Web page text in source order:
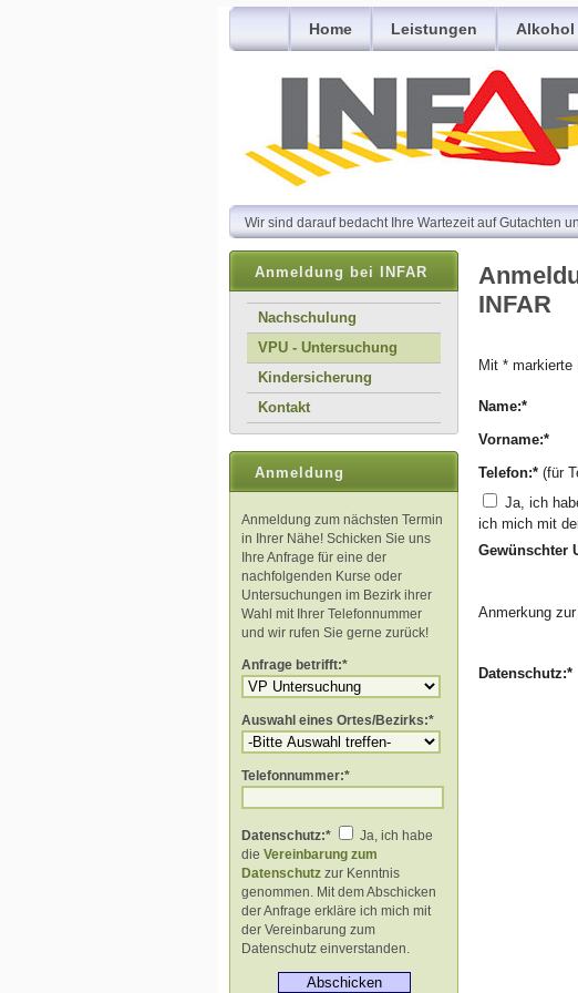
Home Leistungen Alkohol
Wir sind darauf bedacht Ihre Wartezeit auf Gutachten
Anmeldung bei INFAR
Nachschulung
VPU - Untersuchung
Kindersicherung
Kontakt
Anmeldung
Anmeldung zum nächsten Termin
in Ihrer Nähe! Schicken Sie uns
Ihre Anfrage für eine der
nachfolgenden Kurse oder
Untersuchungen im Bezirk ihrer
Wahl mit Ihrer Telefonnummer
und wir rufen Sie gerne zurück!
Anfrage betrifft:*
Auswahl eines Ortes/Bezirks:*
Telefonnummer:*
Datenschutz:*
Ja, ich habe
die Vereinbarung zum
Datenschutz zur Kenntnis
genommen. Mit dem Abschicken
der Anfrage erkläre ich mich mit
der Vereinbarung zum
Datenschutz einverstanden.
INFAR
Mit * markierte
Name:*
Vorname:*
Telefon:* (für
Ja, ich
ich mich mit
Gewünschter
Anmerkung
Datenschutz:*